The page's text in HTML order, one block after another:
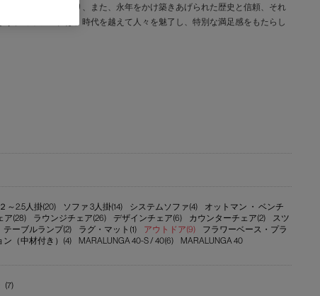
見事な融合であり、また、永年をかけ築きあげられた歴史と信頼、それ
。カッシーナは、時代を越えて人々を魅了し、特別な満足感をもたらし
～2.5人掛(20) ソファ 3人掛(14) システムソファ(4)
オットマン ・ ベンチ
ア(28) ラウンジチェア(26) デザインチェア(6) カウンターチェア(2)
スツ
テーブルランプ(2) ラグ・マット(1) アウトドア(9)
フラワーベース・プラ
ン（中材付き）(4) MARALUNGA 40-S / 40(6)
MARALUNGA 40
(7)